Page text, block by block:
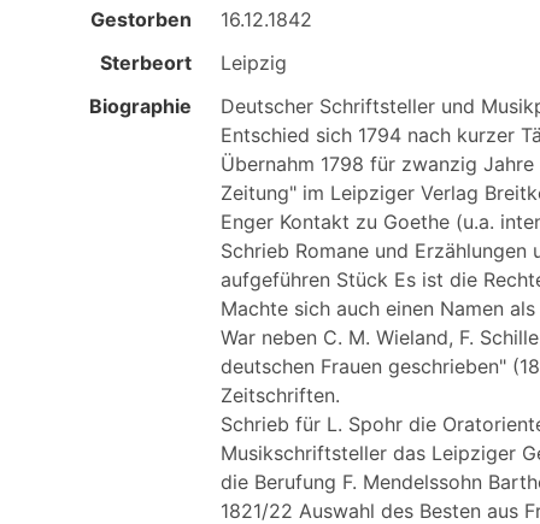
Gestorben
16.12.1842
Sterbeort
Leipzig
Biographie
Deutscher Schriftsteller und
Entschied sich 1794 nach kurzer
Übernahm 1798 für zwanzig
Zeitung" im Leipziger Verlag
Enger Kontakt zu Goethe (u.a.
Schrieb Romane und
aufgeführen Stück Es ist die
Machte sich auch einen Namen
War neben C. M. Wieland, F.
deutschen Frauen geschrieben"
Zeitschriften.
Schrieb für L. Spohr die
Musikschriftsteller das Leipziger
die Berufung F. Mendelssohn
1821/22 Auswahl des Besten aus